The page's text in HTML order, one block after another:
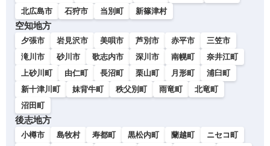
北広島市
石狩市 当別町 新篠津村
空知地方
夕張市 岩見沢市 美唄市 芦別市 赤平市
三笠市
滝川市
砂川市 歌志内市 深川市 南幌町
奈井江町
上砂川町
由仁町 長沼町 栗山町 月形町
浦臼町
新十津川町
妹背牛町 秩父別町 雨竜町
北竜町
沼田町
後志地方
小樽市 島牧村 寿都町 黒松内町 蘭越町
ニセコ町